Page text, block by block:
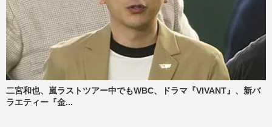
二宮和也、嵐ラストツアー中でもWBC、ドラマ『VIVANT』、新バ
ラエティー『金...